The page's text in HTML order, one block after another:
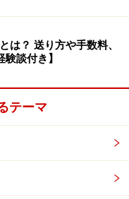
ものを中心に見がち
とき、企業の最終的
りたいということに
に、よりどっちに偏
いって欲しいのか、
ていきたいのか、つ
は？ 送り方や手数料、
談付き】
テーマ